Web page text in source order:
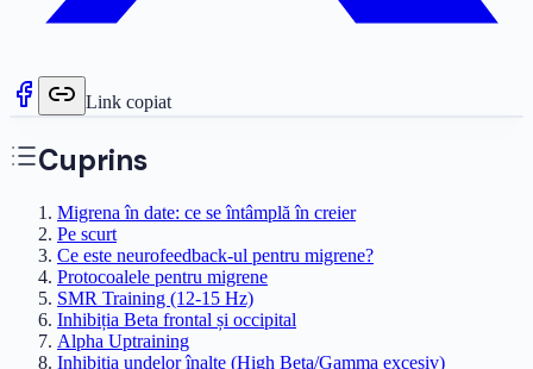
Link copiat
Cuprins
Migrena în date: ce se întâmplă în creier
Pe scurt
Ce este neurofeedback-ul pentru migrene?
Protocoalele pentru migrene
SMR Training (12-15 Hz)
Inhibiția Beta frontal și occipital
Alpha Uptraining
Inhibiția undelor înalte (High Beta/Gamma excesiv)